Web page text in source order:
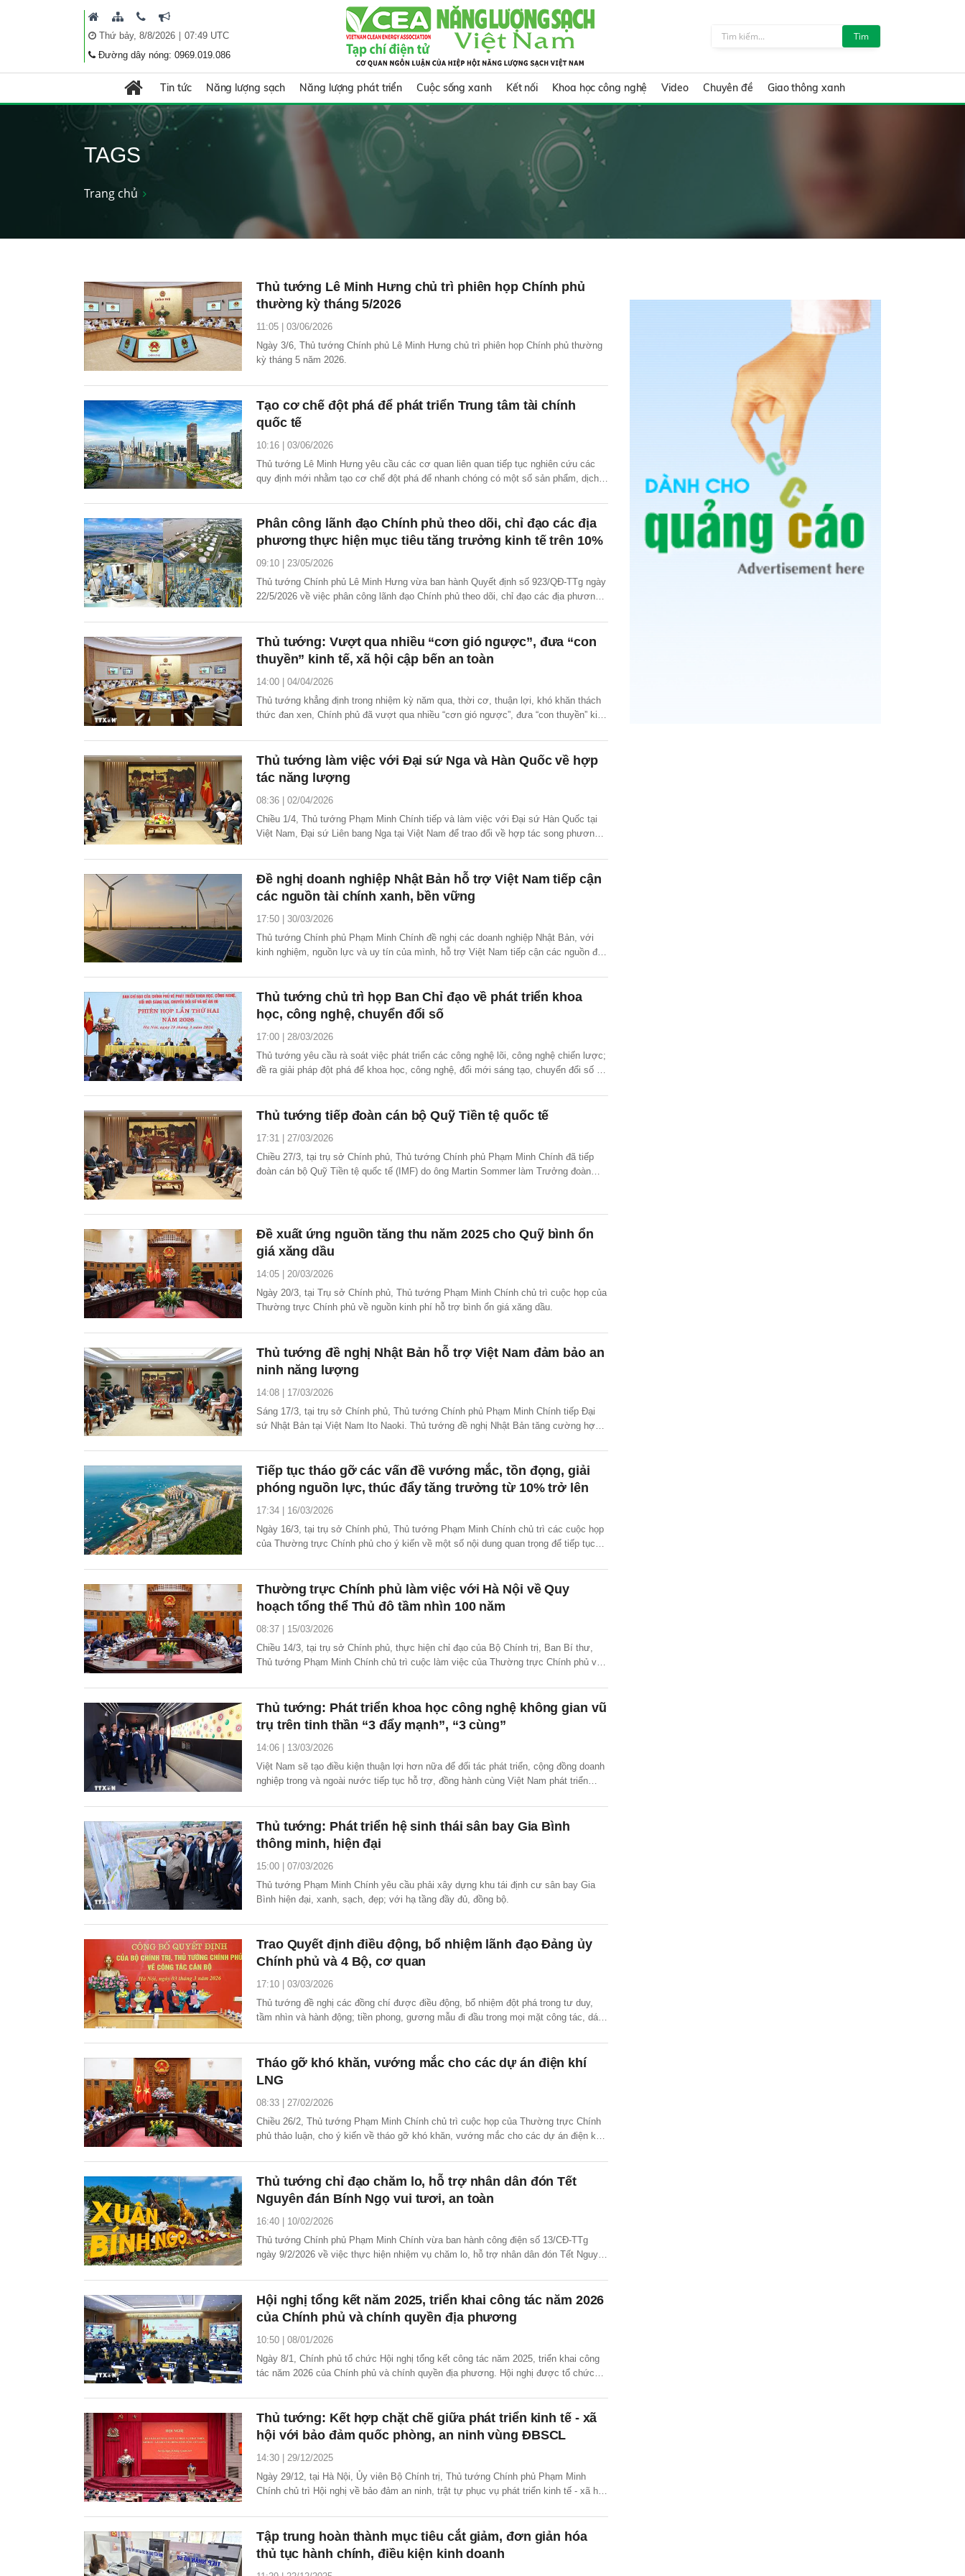
Thứ bảy, 8/8/2026| 07:49 UTC
Đường dây nóng: 0969.019.086
Tìm
Tin tức Năng lượng sạch Năng lượng phát triển Cuộc sống xanh Kết nối Khoa học công nghệ Video Chuyên đề Giao thông xanh
TAGS
Trang chủ
Thủ tướng Lê Minh Hưng chủ trì phiên họp Chính phủ
thường kỳ tháng 5/2026
11:05 | 03/06/2026
Ngày 3/6, Thủ tướng Chính phủ Lê Minh Hưng chủ trì phiên họp Chính phủ thường
kỳ tháng 5 năm 2026.
Tạo cơ chế đột phá để phát triển Trung tâm tài chính
quốc tế
10:16 | 03/06/2026
Thủ tướng Lê Minh Hưng yêu cầu các cơ quan liên quan tiếp tục nghiên cứu các
quy định mới nhằm tạo cơ chế đột phá để nhanh chóng có một số sản phẩm, dịch
Phân công lãnh đạo Chính phủ theo dõi, chỉ đạo các địa
phương thực hiện mục tiêu tăng trưởng kinh tế trên 10%
09:10 | 23/05/2026
Thủ tướng Chính phủ Lê Minh Hưng vừa ban hành Quyết định số 923/QĐ-TTg ngày
22/5/2026 về việc phân công lãnh đạo Chính phủ theo dõi, chỉ đạo các địa phương
theo.
Thủ tướng: Vượt qua nhiều “cơn gió ngược”, đưa “con
thuyền” kinh tế, xã hội cập bến an toàn
14:00 | 04/04/2026
Thủ tướng khẳng định trong nhiệm kỳ năm qua, thời cơ, thuận lợi, khó khăn thách
thức đan xen, Chính phủ đã vượt qua nhiều “cơn gió ngược”, đưa “con thuyền” kinh
Thủ tướng làm việc với Đại sứ Nga và Hàn Quốc về hợp
tác năng lượng
08:36 | 02/04/2026
Chiều 1/4, Thủ tướng Phạm Minh Chính tiếp và làm việc với Đại sứ Hàn Quốc tại
Việt Nam, Đại sứ Liên bang Nga tại Việt Nam để trao đổi về hợp tác song phương,
Đề nghị doanh nghiệp Nhật Bản hỗ trợ Việt Nam tiếp cận
các nguồn tài chính xanh, bền vững
17:50 | 30/03/2026
Thủ tướng Chính phủ Phạm Minh Chính đề nghị các doanh nghiệp Nhật Bản, với
kinh nghiệm, nguồn lực và uy tín của mình, hỗ trợ Việt Nam tiếp cận các nguồn đầu
châu Á (AZEC), các nguồn đầu tư cho khoa học công nghệ, đổi mới...
Thủ tướng chủ trì họp Ban Chỉ đạo về phát triển khoa
học, công nghệ, chuyển đổi số
17:00 | 28/03/2026
Thủ tướng yêu cầu rà soát việc phát triển các công nghệ lõi, công nghệ chiến lược;
đề ra giải pháp đột phá để khoa học, công nghệ, đổi mới sáng tạo, chuyển đổi số và
Thủ tướng tiếp đoàn cán bộ Quỹ Tiền tệ quốc tế
17:31 | 27/03/2026
Chiều 27/3, tại trụ sở Chính phủ, Thủ tướng Chính phủ Phạm Minh Chính đã tiếp
đoàn cán bộ Quỹ Tiền tệ quốc tế (IMF) do ông Martin Sommer làm Trưởng đoàn
Đề xuất ứng nguồn tăng thu năm 2025 cho Quỹ bình ổn
giá xăng dầu
14:05 | 20/03/2026
Ngày 20/3, tại Trụ sở Chính phủ, Thủ tướng Phạm Minh Chính chủ trì cuộc họp của
Thường trực Chính phủ về nguồn kinh phí hỗ trợ bình ổn giá xăng dầu.
Thủ tướng đề nghị Nhật Bản hỗ trợ Việt Nam đảm bảo an
ninh năng lượng
14:08 | 17/03/2026
Sáng 17/3, tại trụ sở Chính phủ, Thủ tướng Chính phủ Phạm Minh Chính tiếp Đại
sứ Nhật Bản tại Việt Nam Ito Naoki. Thủ tướng đề nghị Nhật Bản tăng cường hợp
cảnh xung đột tại Trung Đông ảnh hưởng tới chuỗi cung ứng dầu...
Tiếp tục tháo gỡ các vấn đề vướng mắc, tồn đọng, giải
phóng nguồn lực, thúc đẩy tăng trưởng từ 10% trở lên
17:34 | 16/03/2026
Ngày 16/3, tại trụ sở Chính phủ, Thủ tướng Phạm Minh Chính chủ trì các cuộc họp
của Thường trực Chính phủ cho ý kiến về một số nội dung quan trọng để tiếp tục
thông, giải phóng, huy động và sử dụng hiệu quả các nguồn lực,...
Thường trực Chính phủ làm việc với Hà Nội về Quy
hoạch tổng thể Thủ đô tầm nhìn 100 năm
08:37 | 15/03/2026
Chiều 14/3, tại trụ sở Chính phủ, thực hiện chỉ đạo của Bộ Chính trị, Ban Bí thư,
Thủ tướng Phạm Minh Chính chủ trì cuộc làm việc của Thường trực Chính phủ với
Hà Nội tầm nhìn 100 năm.
Thủ tướng: Phát triển khoa học công nghệ không gian vũ
trụ trên tinh thần “3 đẩy mạnh”, “3 cùng”
14:06 | 13/03/2026
Việt Nam sẽ tạo điều kiện thuận lợi hơn nữa để đối tác phát triển, cộng đồng doanh
nghiệp trong và ngoài nước tiếp tục hỗ trợ, đồng hành cùng Việt Nam phát triển
Thủ tướng: Phát triển hệ sinh thái sân bay Gia Bình
thông minh, hiện đại
15:00 | 07/03/2026
Thủ tướng Phạm Minh Chính yêu cầu phải xây dựng khu tái định cư sân bay Gia
Bình hiện đại, xanh, sạch, đẹp; với hạ tầng đầy đủ, đồng bộ.
Trao Quyết định điều động, bổ nhiệm lãnh đạo Đảng ủy
Chính phủ và 4 Bộ, cơ quan
17:10 | 03/03/2026
Thủ tướng đề nghị các đồng chí được điều động, bổ nhiệm đột phá trong tư duy,
tầm nhìn và hành động; tiền phong, gương mẫu đi đầu trong mọi mặt công tác, dám
Tháo gỡ khó khăn, vướng mắc cho các dự án điện khí
LNG
08:33 | 27/02/2026
Chiều 26/2, Thủ tướng Phạm Minh Chính chủ trì cuộc họp của Thường trực Chính
phủ thảo luận, cho ý kiến về tháo gỡ khó khăn, vướng mắc cho các dự án điện khí
báo cáo cấp có thẩm quyền.
Thủ tướng chỉ đạo chăm lo, hỗ trợ nhân dân đón Tết
Nguyên đán Bính Ngọ vui tươi, an toàn
16:40 | 10/02/2026
Thủ tướng Chính phủ Phạm Minh Chính vừa ban hành công điện số 13/CĐ-TTg
ngày 9/2/2026 về việc thực hiện nhiệm vụ chăm lo, hỗ trợ nhân dân đón Tết Nguyên
Hội nghị tổng kết năm 2025, triển khai công tác năm 2026
của Chính phủ và chính quyền địa phương
10:50 | 08/01/2026
Ngày 8/1, Chính phủ tổ chức Hội nghị tổng kết công tác năm 2025, triển khai công
tác năm 2026 của Chính phủ và chính quyền địa phương. Hội nghị được tổ chức
nước.
Thủ tướng: Kết hợp chặt chẽ giữa phát triển kinh tế - xã
hội với bảo đảm quốc phòng, an ninh vùng ĐBSCL
14:30 | 29/12/2025
Ngày 29/12, tại Hà Nội, Ủy viên Bộ Chính trị, Thủ tướng Chính phủ Phạm Minh
Chính chủ trì Hội nghị về bảo đảm an ninh, trật tự phục vụ phát triển kinh tế - xã hội
Tập trung hoàn thành mục tiêu cắt giảm, đơn giản hóa
thủ tục hành chính, điều kiện kinh doanh